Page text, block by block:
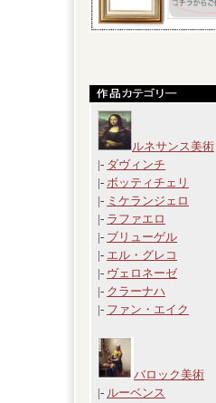
ルネサンス美術
|- ダヴィンチ
|- ボッティチェリ
|- ミケランジェロ
|- ラファエロ
|- ブリューゲル
|- エル・グレコ
|- ヴェロネーゼ
|- クラーナハ
|- ファン・エイク
バロック美術
|- ルーベンス